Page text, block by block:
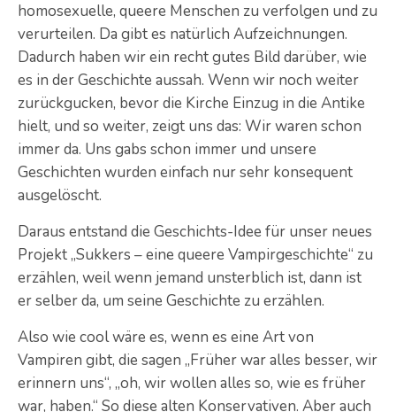
homosexuelle, queere Menschen zu verfolgen und zu
verurteilen. Da gibt es natürlich Aufzeichnungen.
Dadurch haben wir ein recht gutes Bild darüber, wie
es in der Geschichte aussah. Wenn wir noch weiter
zurückgucken, bevor die Kirche Einzug in die Antike
hielt, und so weiter, zeigt uns das: Wir waren schon
immer da. Uns gabs schon immer und unsere
Geschichten wurden einfach nur sehr konsequent
ausgelöscht.
Daraus entstand die Geschichts-Idee für unser neues
Projekt „Sukkers – eine queere Vampirgeschichte“ zu
erzählen, weil wenn jemand unsterblich ist, dann ist
er selber da, um seine Geschichte zu erzählen.
Also wie cool wäre es, wenn es eine Art von
Vampiren gibt, die sagen „Früher war alles besser, wir
erinnern uns“, „oh, wir wollen alles so, wie es früher
war, haben.“ So diese alten Konservativen. Aber auch